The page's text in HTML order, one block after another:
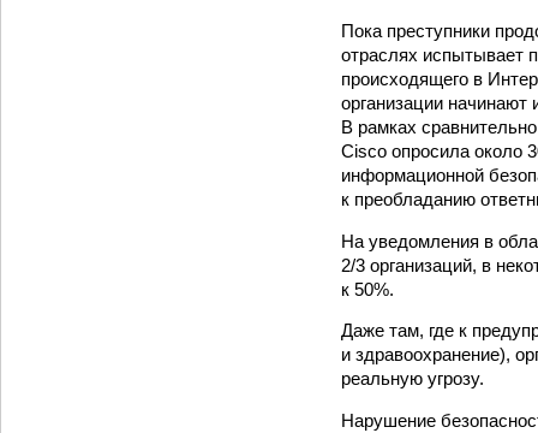
Пока преступники
отраслях испытывает
происходящего в
организации
В рамках
Cisco опросила около
информационной
к преобладанию
На уведомления в
2/3 организаций, в
к 50%.
Даже там, где к
и здравоохранение),
реальную угрозу.
Нарушение